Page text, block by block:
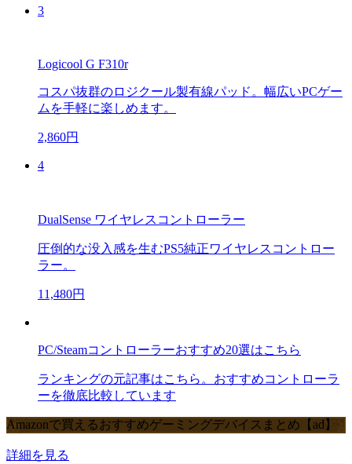
3
Logicool G F310r
コスパ抜群のロジクール製有線パッド。幅広いPCゲー
ムを手軽に楽しめます。
2,860円
4
DualSense ワイヤレスコントローラー
圧倒的な没入感を生むPS5純正ワイヤレスコントロー
ラー。
11,480円
PC/Steamコントローラーおすすめ20選はこちら
ランキングの元記事はこちら。おすすめコントローラ
ーを徹底比較しています
Amazonで買えるおすすめゲーミングデバイスまとめ【ad】
詳細を見る